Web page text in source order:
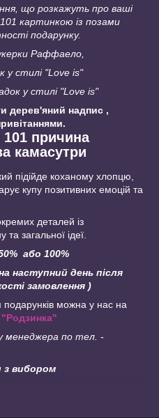
що розкажуть про ваші
картинкою із позами
подарунку.
Раффаело,
у стилі "Love is"
у стилі "Love is"
дерев'яний надпис ,
101 причина
камасутри
підійде коханому хлопцю,
купу позитивних емоцій та
деталей із
та загальної ідеї.
або 100%
наступний день після
замовлення )
можна у нас на
"Родзинка"
менеджера по тел. -
з вибором